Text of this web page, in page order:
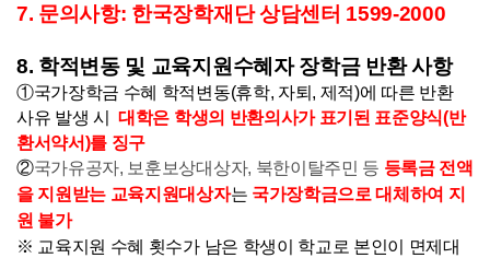
7. 문의사항: 한국장학재단 상담센터 1599-2000
8. 학적변동 및 교육지원수혜자 장학금 반환 사항
①국가장학금 수혜 학적변동(휴학, 자퇴, 제적)에 따른 반환
사유 발생 시대학은 학생의 반환의사가 표기된 표준양식(반
환서약서)를 징구
②국가유공자, 보훈보상대상자, 북한이탈주민 등 등록금 전액
을 지원받는 교육지원대상자는 국가장학금으로 대체하여 지
원 불가
※ 교육지원 수혜 횟수가 남은 학생이 학교로 본인이 면제대